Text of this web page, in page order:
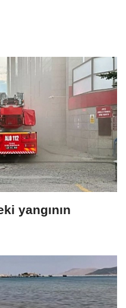
yangının